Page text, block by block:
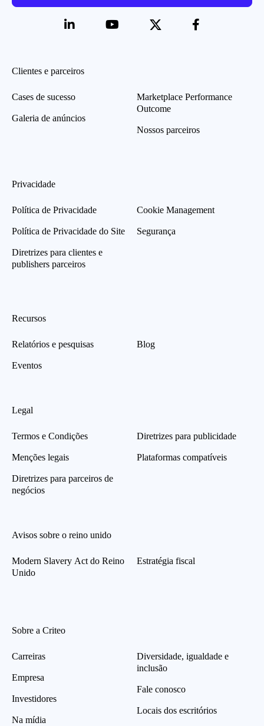
Clientes e parceiros
Cases de sucesso
Galeria de anúncios
Marketplace Performance
Outcome
Nossos parceiros
Privacidade
Política de Privacidade
Política de Privacidade do Site
Diretrizes para clientes e
publishers parceiros
Cookie Management
Segurança
Recursos
Relatórios e pesquisas
Eventos
Blog
Legal
Termos e Condições
Menções legais
Diretrizes para parceiros de
negócios
Diretrizes para publicidade
Plataformas compatíveis
Avisos sobre o reino unido
Modern Slavery Act do Reino
Unido
Estratégia fiscal
Sobre a Criteo
Carreiras
Empresa
Investidores
Na mídia
Diversidade, igualdade e
inclusão
Fale conosco
Locais dos escritórios